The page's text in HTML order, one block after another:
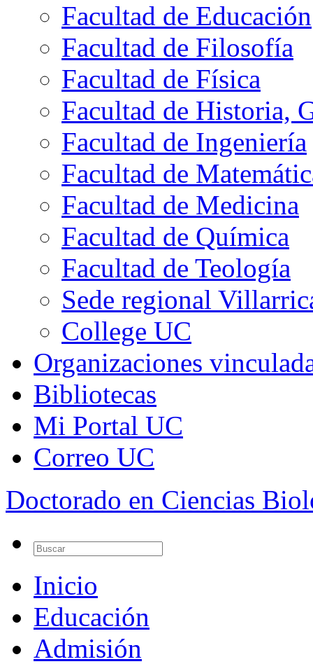
Facultad de Educación
Facultad de Filosofía
Facultad de Física
Facultad de Historia,
Facultad de Ingeniería
Facultad de
Facultad de Medicina
Facultad de Química
Facultad de Teología
Sede regional
College UC
Organizaciones
Bibliotecas
Mi Portal UC
Correo UC
Doctorado en Ciencias
Inicio
Educación
Admisión